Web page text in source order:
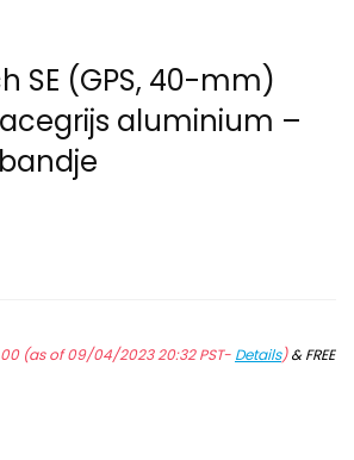
SE (GPS, 40-mm)
aluminium –
(as of 09/04/2023 20:32 PST- Details)&FREE